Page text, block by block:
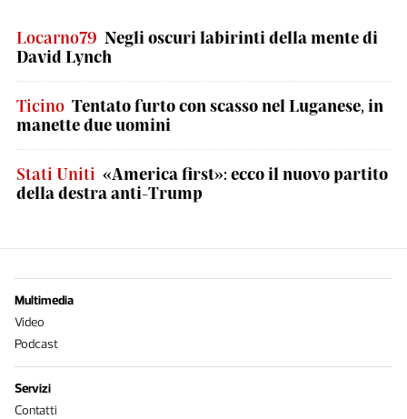
Locarno79 Negli oscuri labirinti della mente di
David Lynch
Ticino Tentato furto con scasso nel Luganese, in
manette due uomini
Stati Uniti «America first»: ecco il nuovo partito
della destra anti-Trump
Multimedia
Video
Podcast
Servizi
Contatti